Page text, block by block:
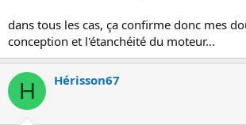
dans tous les cas, ça confirme donc mes
conception et l'étanchéité du moteur...
H Hérisson67